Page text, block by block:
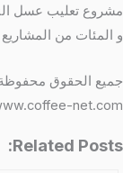
مشروع تعليب عسل
و المئات من
جميع الحقوق
net.com/
Related Posts: